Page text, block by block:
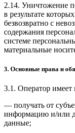
2.14. Уничтожение
в результате
безвозвратно с
содержания
системе
материальные
3. Основные права и
3.1. Оператор имеет
— получать от
информацию и/или
данные;